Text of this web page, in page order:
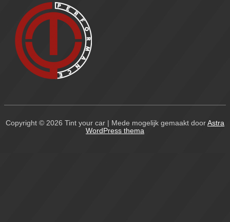
Copyright © 2026 Tint your car | Mede mogelijk gemaakt door Astra
WordPress thema